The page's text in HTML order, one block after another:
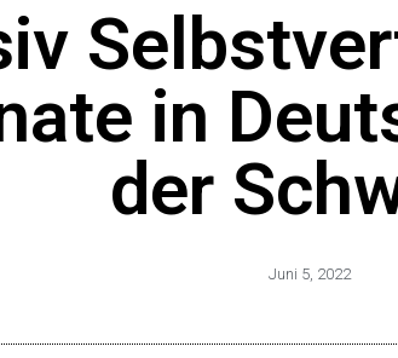
in
der
Juni 5, 2022